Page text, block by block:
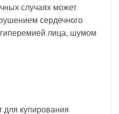
случаях может
сердечного
лица, шумом
для купирования